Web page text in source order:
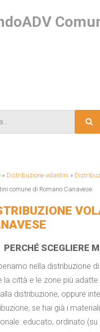
» Distribuzione volantini »
comune di Romano Canavese
PERCHÉ SCEGLIERE
nella distribuzione
la città e le zone più
distribuzione, oppure
se hai già i
educato, ordinato